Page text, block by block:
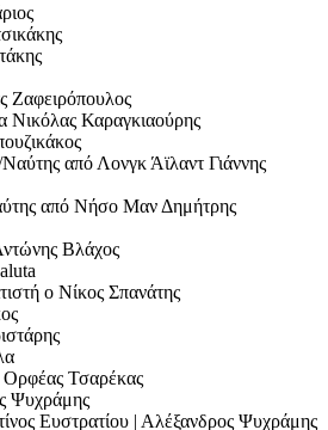
Ζαφειρόπουλος
Καραγκιαούρης
από Λονγκ Άϊλαντ Γιάννης
από Νήσο Μαν Δημήτρης
Βλάχος
ο Νίκος Σπανάτης
Ορφέας Τσαρέκας
Ψυχράμης
Ευστρατίου | Αλέξανδρος Ψυχράμης